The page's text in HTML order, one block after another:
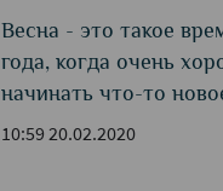
Весна - это такое
года, когда очень
начинать что-то
10:59 20.02.2020